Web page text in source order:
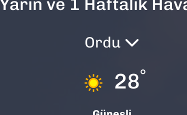
ve 1 Haftalık
Ordu
28°